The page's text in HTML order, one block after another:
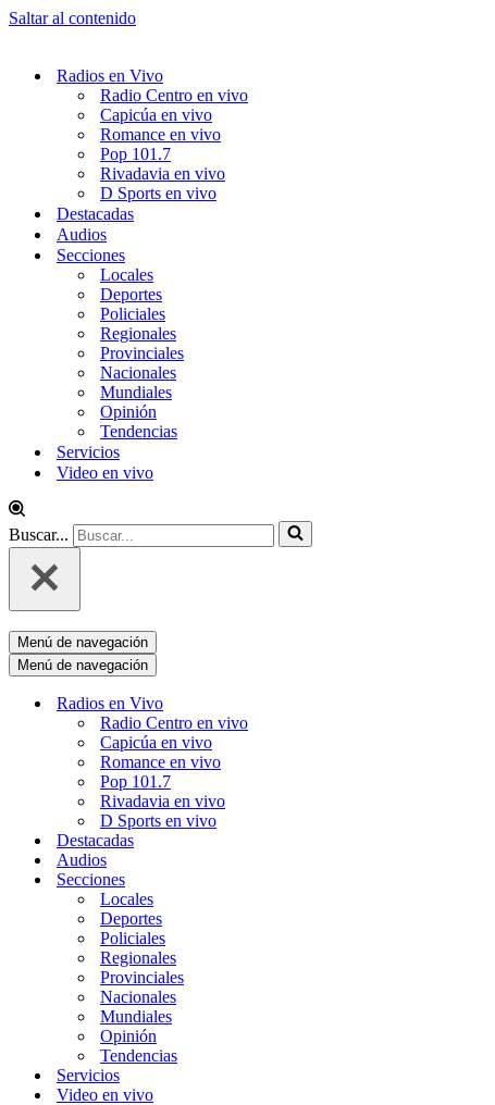
Saltar al contenido
Radios en Vivo
Radio Centro en vivo
Capicúa en vivo
Romance en vivo
Pop 101.7
Rivadavia en vivo
D Sports en vivo
Destacadas
Audios
Secciones
Locales
Deportes
Policiales
Regionales
Provinciales
Nacionales
Mundiales
Opinión
Tendencias
Servicios
Video en vivo
Buscar...
Menú de navegación
Menú de navegación
Radios en Vivo
Radio Centro en vivo
Capicúa en vivo
Romance en vivo
Pop 101.7
Rivadavia en vivo
D Sports en vivo
Destacadas
Audios
Secciones
Locales
Deportes
Policiales
Regionales
Provinciales
Nacionales
Mundiales
Opinión
Tendencias
Servicios
Video en vivo